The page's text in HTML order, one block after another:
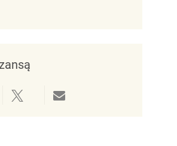
LinkedInprzez Facebook
Udostępnij przez Twitter
Udostępnianie przez e-mail